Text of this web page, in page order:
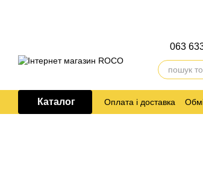
063
Каталог Оплата і доставка